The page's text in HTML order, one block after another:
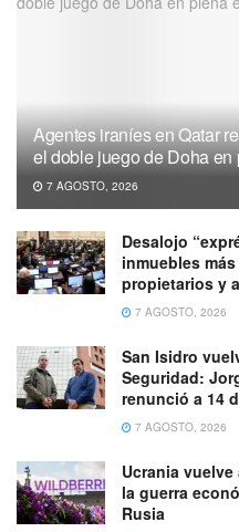
Agentes iraníes en Qatar
el doble juego de Doha
7 AGOSTO, 2026
Desalojo
inmuebles
propietarios y
7 AGOSTO, 2026
San Isidro
Seguridad:
renunció a 14
7 AGOSTO, 2026
Ucrania
la guerra
Rusia